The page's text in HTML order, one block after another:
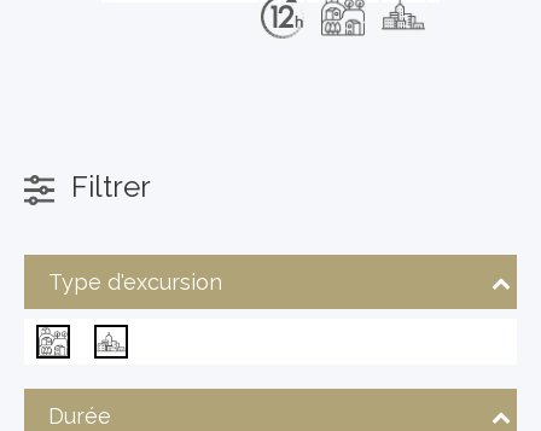
Filtrer
Type d'excursion
Durée